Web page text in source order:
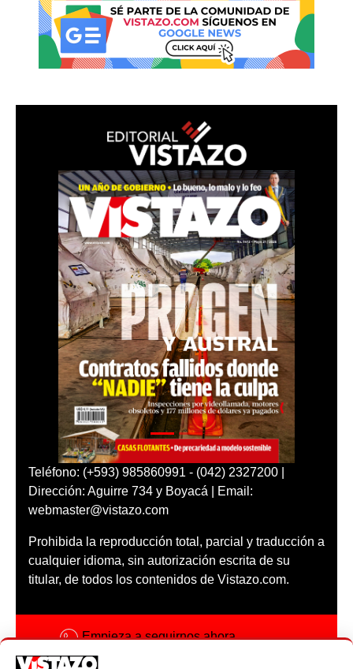
Teléfono: (+593) 985860991 - (042) 2327200 |
Dirección: Aguirre 734 y Boyacá | Email:
webmaster@vistazo.com
Prohibida la reproducción total, parcial y traducción a
cualquier idioma, sin autorización escrita de su
titular, de todos los contenidos de Vistazo.com.
Empieza a seguirnos ahora